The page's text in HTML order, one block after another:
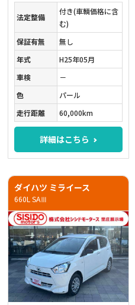
法定整備
付き(車輌価格に含
む)
保証有無
無し
年式
H25年05月
車検
－
色
パール
走行距離
60,000km
詳細はこちら
ダイハツ ミライース
660L SAⅢ